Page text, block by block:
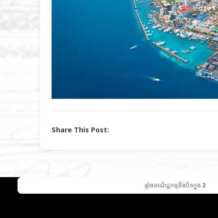
Share This Post:
ផ្ទាំងពាណិជ្ជកម្មនឹងបិទក្នុង 1